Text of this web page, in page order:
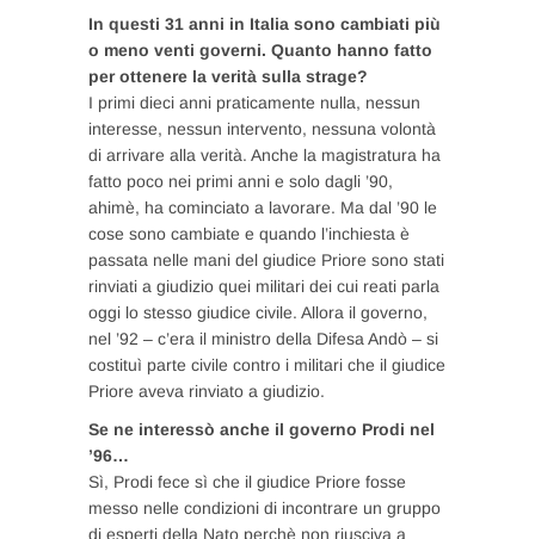
In questi 31 anni in Italia sono cambiati più
o meno venti governi. Quanto hanno fatto
per ottenere la verità sulla strage?
I primi dieci anni praticamente nulla, nessun
interesse, nessun intervento, nessuna volontà
di arrivare alla verità. Anche la magistratura ha
fatto poco nei primi anni e solo dagli ’90,
ahimè, ha cominciato a lavorare. Ma dal ’90 le
cose sono cambiate e quando l’inchiesta è
passata nelle mani del giudice Priore sono stati
rinviati a giudizio quei militari dei cui reati parla
oggi lo stesso giudice civile. Allora il governo,
nel ’92 – c’era il ministro della Difesa Andò – si
costituì parte civile contro i militari che il giudice
Priore aveva rinviato a giudizio.
Se ne interessò anche il governo Prodi nel
’96…
Sì, Prodi fece sì che il giudice Priore fosse
messo nelle condizioni di incontrare un gruppo
di esperti della Nato perchè non riusciva a